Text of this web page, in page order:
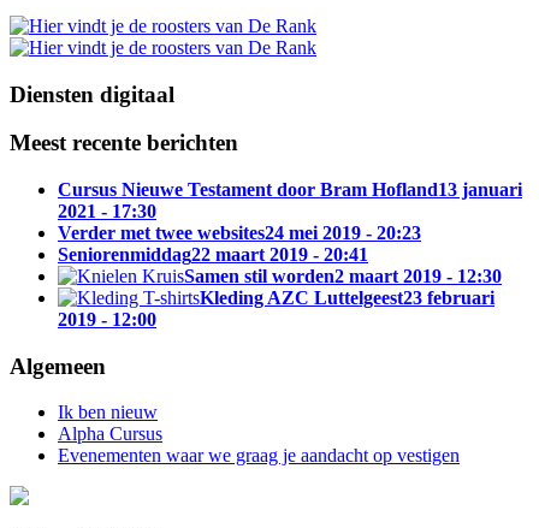
Diensten digitaal
Meest recente berichten
Cursus Nieuwe Testament door Bram Hofland13 januari
2021 - 17:30
Verder met twee websites24 mei 2019 - 20:23
Seniorenmiddag22 maart 2019 - 20:41
Samen stil worden2 maart 2019 - 12:30
Kleding AZC Luttelgeest23 februari
2019 - 12:00
Algemeen
Ik ben nieuw
Alpha Cursus
Evenementen waar we graag je aandacht op vestigen